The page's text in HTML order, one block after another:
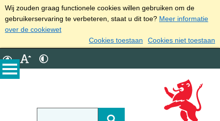
Wij zouden graag functionele cookies willen gebruiken om de
gebruikerservaring te verbeteren, staat u dit toe? Meer informatie
over de cookiewet
Cookies toestaan
Cookies niet toestaan